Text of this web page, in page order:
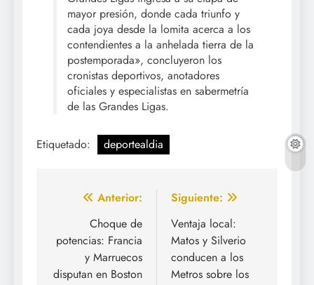
mayor presión, donde cada triunfo y
cada joya desde la lomita acerca a los
contendientes a la anhelada tierra de la
postemporada», concluyeron los
cronistas deportivos, anotadores
oficiales y especialistas en sabermetría
de las Grandes Ligas.
Etiquetado: deportealdia
Navegación
entradas
Anterior:
Choque de
potencias: Francia
y Marruecos
disputan en Boston
Siguiente:
Ventaja local:
Matos y Silverio
conducen a los
Metros sobre los